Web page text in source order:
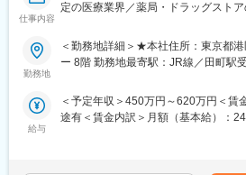
主要顧客や市場インフルエンサーと
■働く環境
・有給消化率70%以上
・月平均残業時間20h程度（業務によ
仕事内容
定の医療業界／薬局・ドラッグスト
【概要/採用背景】
・顧客となる薬局業界では薬剤師業
増加）を背景に、新卒を中心とする
勤務地
＜勤務地詳細＞★本社住所：東京都
ー 8階 勤務地最寄駅：JR線／田町駅
給与
＜予定年収＞450万円～620万円＜賃
途有＜賃金内訳＞月額（基本給）：